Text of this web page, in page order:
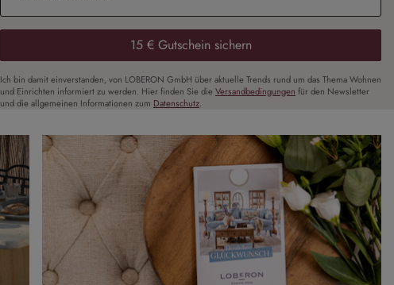
15 € Gutschein sichern
Ich bin damit einverstanden, von LOBERON GmbH über aktuelle Trends rund um das Thema Wohnen
und Einrichten informiert zu werden. Hier finden Sie die Versandbedingungen für den Newsletter
und die allgemeinen Informationen zum Datenschutz.